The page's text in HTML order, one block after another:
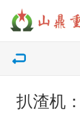
扒渣机